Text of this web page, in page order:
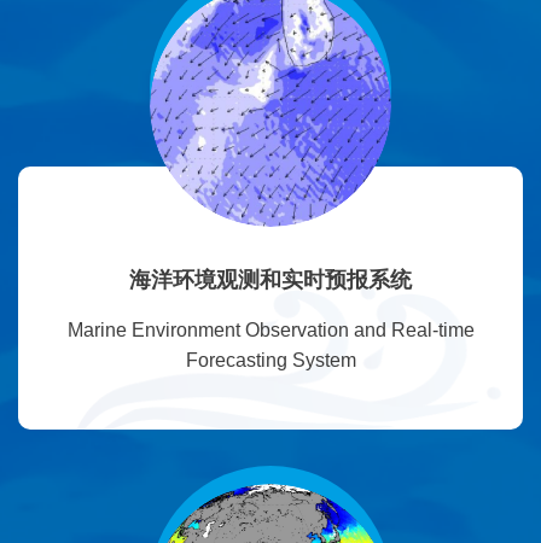
海洋环境观测和实时预报系统
Marine Environment Observation and Real-time
Forecasting System